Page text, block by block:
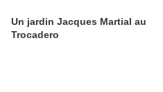
Un jardin Jacques Martial au
Trocadero